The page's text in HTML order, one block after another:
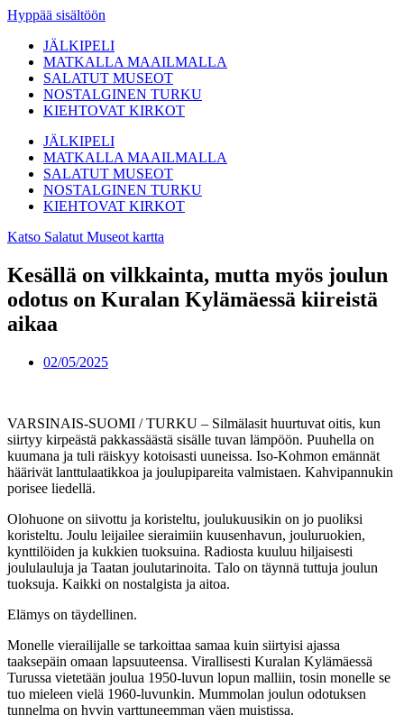
Hyppää sisältöön
JÄLKIPELI
MATKALLA MAAILMALLA
SALATUT MUSEOT
NOSTALGINEN TURKU
KIEHTOVAT KIRKOT
JÄLKIPELI
MATKALLA MAAILMALLA
SALATUT MUSEOT
NOSTALGINEN TURKU
KIEHTOVAT KIRKOT
Katso Salatut Museot kartta
Kesällä on vilkkainta, mutta myös joulun
odotus on Kuralan Kylämäessä kiireistä
aikaa
02/05/2025
VARSINAIS-SUOMI / TURKU – Silmälasit huurtuvat oitis, kun
siirtyy kirpeästä pakkassäästä sisälle tuvan lämpöön. Puuhella on
kuumana ja tuli räiskyy kotoisasti uuneissa. Iso-Kohmon emännät
häärivät lanttulaatikkoa ja joulupipareita valmistaen. Kahvipannukin
porisee liedellä.
Olohuone on siivottu ja koristeltu, joulukuusikin on jo puoliksi
koristeltu. Joulu leijailee sieraimiin kuusenhavun, jouluruokien,
kynttilöiden ja kukkien tuoksuina. Radiosta kuuluu hiljaisesti
joululauluja ja Taatan joulutarinoita. Talo on täynnä tuttuja joulun
tuoksuja. Kaikki on nostalgista ja aitoa.
Elämys on täydellinen.
Monelle vierailijalle se tarkoittaa samaa kuin siirtyisi ajassa
taaksepäin omaan lapsuuteensa. Virallisesti Kuralan Kylämäessä
Turussa vietetään joulua 1950-luvun lopun malliin, tosin monelle se
tuo mieleen vielä 1960-luvunkin. Mummolan joulun odotuksen
tunnelma on hyvin varttuneemman väen muistissa.